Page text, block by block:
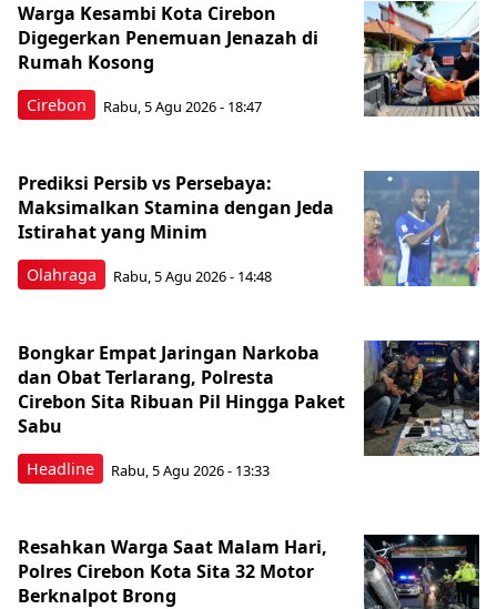
Cirebon
Warga Kesambi Kota Cirebon
Digegerkan Penemuan Jenazah di
Rumah Kosong
Rabu, 5 Agu 2026 - 18:47
Olahraga
Prediksi Persib vs Persebaya:
Maksimalkan Stamina dengan Jeda
Istirahat yang Minim
Rabu, 5 Agu 2026 - 14:48
Headline
Bongkar Empat Jaringan Narkoba
dan Obat Terlarang, Polresta
Cirebon Sita Ribuan Pil Hingga Paket
Sabu
Rabu, 5 Agu 2026 - 13:33
Resahkan Warga Saat Malam Hari,
Polres Cirebon Kota Sita 32 Motor
Berknalpot Brong